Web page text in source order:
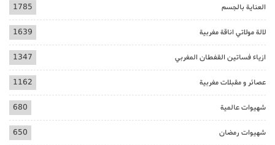
العناية بالجسم 1785
لالة مولاتي اناقة مغربية 1639
ازياء فساتين القفطان المغربي 1347
عصائر و مقبلات مغربية 1162
شهيوات عالمية 680
شهيوات رمضان 650